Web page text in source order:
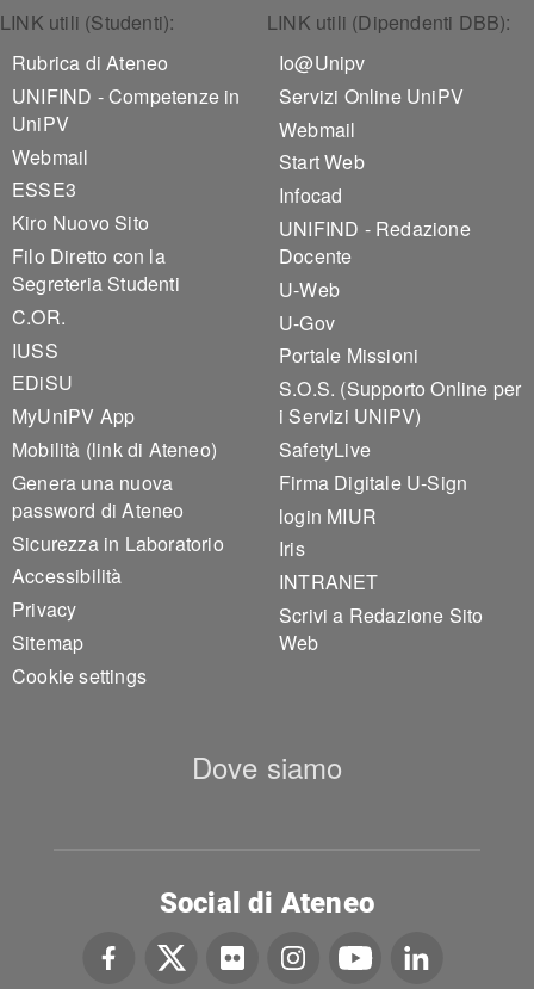
Footer 1
LINK utili (Studenti):
Rubrica di Ateneo
UNIFIND - Competenze in
UniPV
Webmail
ESSE3
Kiro Nuovo Sito
Filo Diretto con la
Segreteria Studenti
C.OR.
IUSS
EDiSU
MyUniPV App
Mobilità (link di Ateneo)
Genera una nuova
password di Ateneo
Sicurezza in Laboratorio
Accessibilità
Privacy
Sitemap
Cookie settings
Footer 2
LINK utili (Dipendenti DBB):
Io@Unipv
Servizi Online UniPV
Webmail
Start Web
Infocad
UNIFIND - Redazione
Docente
U-Web
U-Gov
Portale Missioni
S.O.S. (Supporto Online per
i Servizi UNIPV)
SafetyLive
Firma Digitale U-Sign
login MIUR
Iris
INTRANET
Scrivi a Redazione Sito
Web
Dove siamo
Social di Ateneo